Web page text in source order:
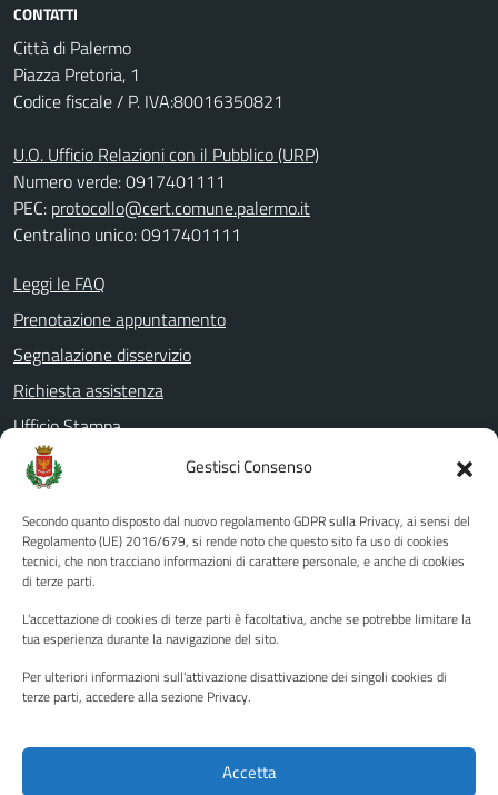
Gestisci Consenso
Secondo quanto disposto dal nuovo regolamento GDPR sulla Privacy, ai sensi del
Regolamento (UE) 2016/679, si rende noto che questo sito fa uso di cookies
tecnici, che non tracciano informazioni di carattere personale, e anche di cookies
di terze parti.
L'accettazione di cookies di terze parti è facoltativa, anche se potrebbe limitare la
tua esperienza durante la navigazione del sito.
Per ulteriori informazioni sull'attivazione disattivazione dei singoli cookies di
terze parti, accedere alla sezione Privacy.
Accetta
CONTATTI
Città di Palermo
Piazza Pretoria, 1
Codice fiscale / P. IVA:80016350821
U.O. Ufficio Relazioni con il Pubblico (URP)
Numero verde: 0917401111
PEC: protocollo@cert.comune.palermo.it
Centralino unico: 0917401111
Leggi le FAQ
Prenotazione appuntamento
Segnalazione disservizio
Richiesta assistenza
Ufficio Stampa
Amministrazione Trasparente
Albo pretorio
Informativa privacy
Note legali
Piano di miglioramento del sito
Instagram